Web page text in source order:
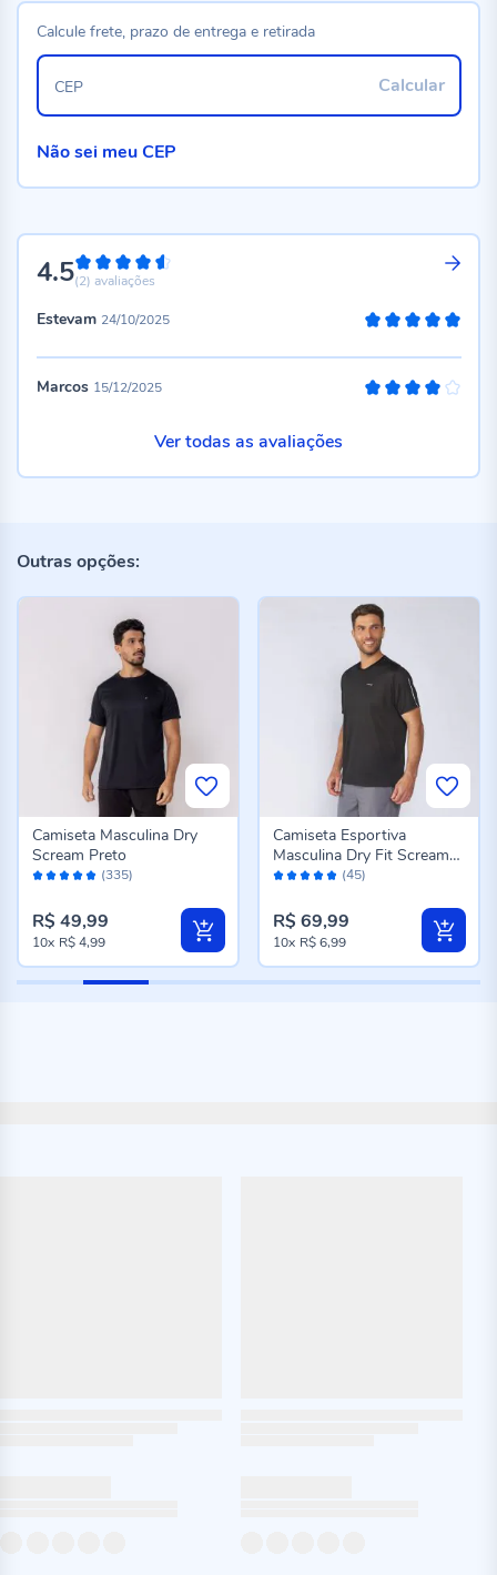
4.590%
(2) avaliações
Estevam 24/10/2025
Marcos 15/12/2025
Ver todas as avaliações
Calcule frete, prazo de entrega e retirada
Calcular
CEP
Não sei meu CEP
Outras opções:
Avaliação: (335)
Camiseta Masculina Dry
Scream Preto
R$ 49,99
10x R$ 4,99
Avaliação: (45)
Camiseta Esportiva
Masculina Dry Fit Scream
Preto
R$ 69,99
10x R$ 6,99